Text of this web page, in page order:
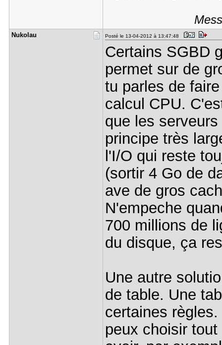
Nukolau Posté le 13-04-2012 à 13:47:48
Certains SGBD
permet sur de
tu parles de
calcul CPU.
que les
principe très
l'I/O qui reste
(sortir 4 Go de
ave de gros
N'empeche
700 millions de
du disque, ça
Une autre
de table. Une
certaines
peux choisir